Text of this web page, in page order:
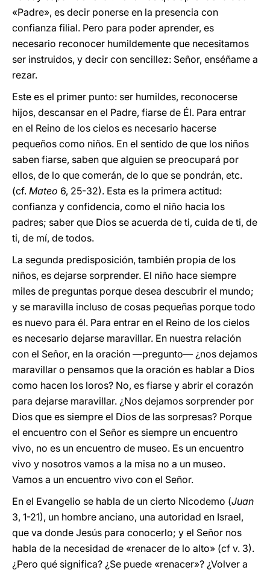
«Padre», es decir ponerse en la presencia con
confianza filial. Pero para poder aprender, es
necesario reconocer humildemente que necesitamos
ser instruidos, y decir con sencillez: Señor, enséñame a
rezar.
Este es el primer punto: ser humildes, reconocerse
hijos, descansar en el Padre, fiarse de Él. Para entrar
en el Reino de los cielos es necesario hacerse
pequeños como niños. En el sentido de que los niños
saben fiarse, saben que alguien se preocupará por
ellos, de lo que comerán, de lo que se pondrán, etc.
(cf. Mateo 6, 25-32). Esta es la primera actitud:
confianza y confidencia, como el niño hacia los
padres; saber que Dios se acuerda de ti, cuida de ti, de
ti, de mí, de todos.
La segunda predisposición, también propia de los
niños, es dejarse sorprender. El niño hace siempre
miles de preguntas porque desea descubrir el mundo;
y se maravilla incluso de cosas pequeñas porque todo
es nuevo para él. Para entrar en el Reino de los cielos
es necesario dejarse maravillar. En nuestra relación
con el Señor, en la oración —pregunto— ¿nos dejamos
maravillar o pensamos que la oración es hablar a Dios
como hacen los loros? No, es fiarse y abrir el corazón
para dejarse maravillar. ¿Nos dejamos sorprender por
Dios que es siempre el Dios de las sorpresas? Porque
el encuentro con el Señor es siempre un encuentro
vivo, no es un encuentro de museo. Es un encuentro
vivo y nosotros vamos a la misa no a un museo.
Vamos a un encuentro vivo con el Señor.
En el Evangelio se habla de un cierto Nicodemo (Juan
3, 1-21), un hombre anciano, una autoridad en Israel,
que va donde Jesús para conocerlo; y el Señor nos
habla de la necesidad de «renacer de lo alto» (cf v. 3).
¿Pero qué significa? ¿Se puede «renacer»? ¿Volver a